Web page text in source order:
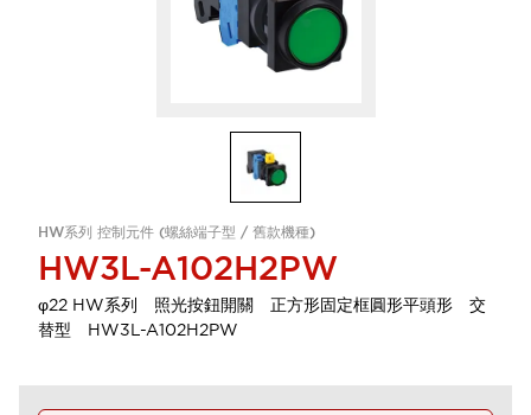
HW系列 控制元件 (螺絲端子型 / 舊款機種)
HW3L-A102H2PW
φ22 HW系列 照光按鈕開關 正方形固定框圓形平頭形 交
替型 HW3L-A102H2PW